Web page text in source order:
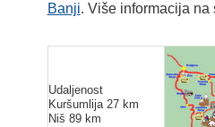
Banji. Više informacija
Udaljenost
Kuršumlija 27 km
Niš 89 km